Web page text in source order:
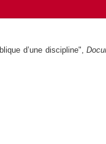
d’une discipline",